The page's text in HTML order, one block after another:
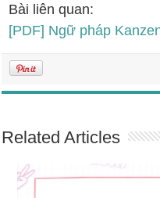
Bài liên quan:
[PDF] Ngữ pháp
Related Articles